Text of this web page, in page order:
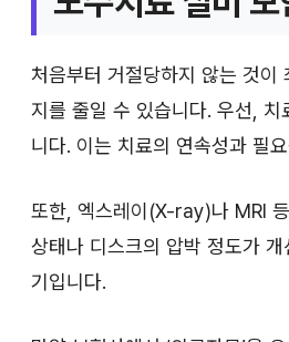
처음부터 거절당하지 않는 것이
지를 줄일 수 있습니다. 우선,
니다. 이는 치료의 연속성과 필
또한, 엑스레이(X-ray)나 MRI
상태나 디스크의 압박 정도가
기입니다.